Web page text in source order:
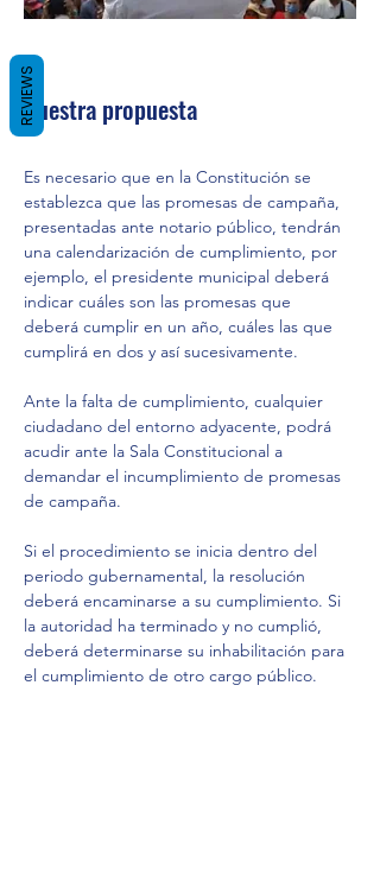
Nuestra propuesta
Es necesario que en la Constitución se
establezca que las promesas de campaña,
presentadas ante notario público, tendrán
una calendarización de cumplimiento, por
ejemplo, el presidente municipal deberá
indicar cuáles son las promesas que
deberá cumplir en un año, cuáles las que
cumplirá en dos y así sucesivamente.
Ante la falta de cumplimiento, cualquier
ciudadano del entorno adyacente, podrá
acudir ante la Sala Constitucional a
demandar el incumplimiento de promesas
de campaña.
Si el procedimiento se inicia dentro del
periodo gubernamental, la resolución
deberá encaminarse a su cumplimiento. Si
la autoridad ha terminado y no cumplió,
deberá determinarse su inhabilitación para
el cumplimiento de otro cargo público.
REVIEWS